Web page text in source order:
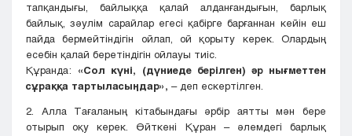
тапқандығы, байлыққа қалай алданғандығын, барлық
байлық, зәулім сарайлар егесі қабірге барғаннан кейін еш
пайда бермейтіндігін ойлап, ой қорыту керек. Олардың
есебін қалай беретіндігін ойлауы тиіс.
Құранда: «Сол күні, (дүниеде берілген) әр нығметтен
сұраққа тартыласыңдар», – деп ескертілген.
2. Алла Тағаланың кітабындағы әрбір аятты мән бере
отырып оқу керек. Өйткені Құран – әлемдегі барлық